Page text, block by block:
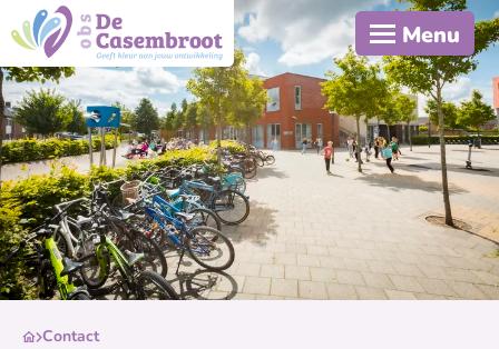
Menu
Contact